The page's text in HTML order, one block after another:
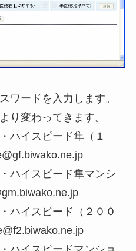
ワードを入力します。
り変わってきます。
ハイスピード隼（１
ハイスピード隼マンシ
ハイスピード（２００